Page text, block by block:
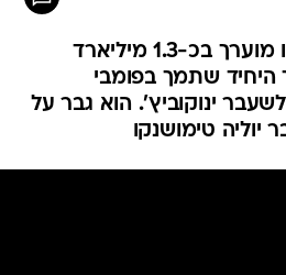
פטרו פורושנקו, שהונו מוערך בכ-1.3 מיליארד
היחיד שתמך בפומבי
ינוקוביץ'. הוא גבר על
טימושנקו